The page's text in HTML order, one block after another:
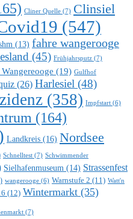
Cliner Quelle (7) Clinsiel
(547)
(13) fahre wangerooge
(45) Frühjahrsputz (7)
(19) Gulfhof
(26) Harlesiel (48)
(358) Impfstart (6)
(164)
Landkreis (16) Nordsee
Schnelltest (7) Schwimmender
Sielhafenmuseum (14) Strassenfest
wangerooge (6) Warnstufe 2 (11) Watt'n
(12) Wintermarkt (35)
(7)